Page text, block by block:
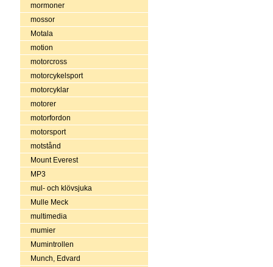
mormoner
mossor
Motala
motion
motorcross
motorcykelsport
motorcyklar
motorer
motorfordon
motorsport
motstånd
Mount Everest
MP3
mul- och klövsjuka
Mulle Meck
multimedia
mumier
Mumintrollen
Munch, Edvard